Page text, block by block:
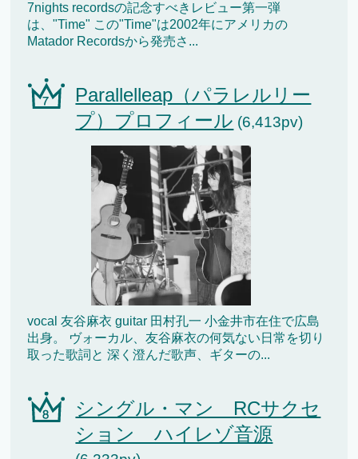
7nights recordsの記念すべきレビュー第一弾
は、"Time" この"Time"は2002年にアメリカの
Matador Recordsから発売さ...
Parallelleap（パラレルリー
プ）プロフィール (6,413pv)
vocal 友谷麻衣 guitar 田村孔一 小金井市在住で広島
出身。 ヴォーカル、友谷麻衣の何気ない日常を切り
取った歌詞と 深く澄んだ歌声、ギターの...
シングル・マン RCサクセ
ション ハイレゾ音源